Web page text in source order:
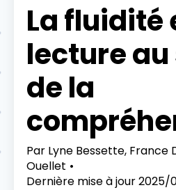
La fluidité
lecture
de la
Par Lyne Bessette, France
Ouellet
Dernière mise à jour2025/